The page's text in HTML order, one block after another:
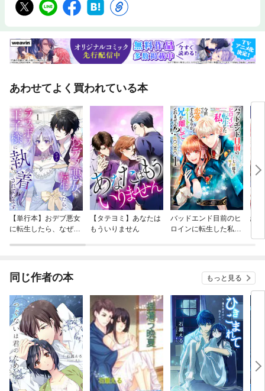
あわせてよく買われている本
【単行本】おデブ悪女
に転生したら、なぜか
【タテヨミ】あなたは
もういりません
バッドエンド目前のヒ
ロインに転生した私、
結
同じ作者の本 もっと見る